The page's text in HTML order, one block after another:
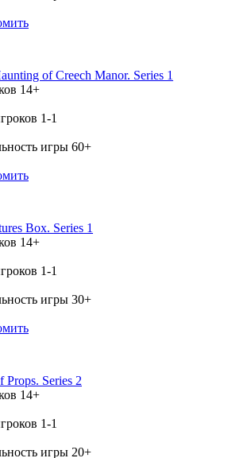
of Creech Manor. Series 1
Box. Series 1
Series 2